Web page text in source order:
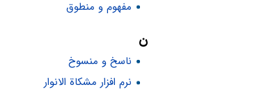
مفهوم و منطوق
ن
ناسخ و منسوخ
نرم افزار مشکاة الانوار